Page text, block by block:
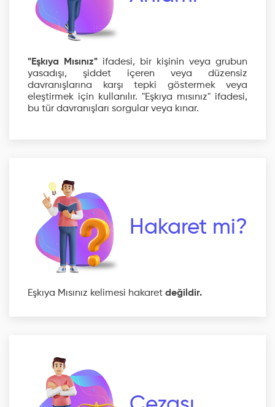
"Eşkıya Mısınız" ifadesi, bir kişinin veya grubun
yasadışı, şiddet içeren veya düzensiz
davranışlarına karşı tepki göstermek veya
eleştirmek için kullanılır. "Eşkıya mısınız" ifadesi,
bu tür davranışları sorgular veya kınar.
Hakaret mi?
Eşkıya Mısınız kelimesi hakaret değildir.